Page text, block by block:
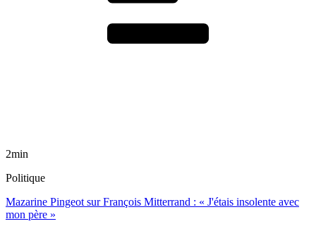
2min
Politique
Mazarine Pingeot sur François Mitterrand : « J'étais insolente avec
mon père »